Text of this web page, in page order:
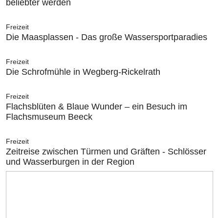
beliebter werden
Freizeit
Die Maasplassen - Das große Wassersportparadies
Freizeit
Die Schrofmühle in Wegberg-Rickelrath
Freizeit
Flachsblüten & Blaue Wunder – ein Besuch im
Flachsmuseum Beeck
Freizeit
Zeitreise zwischen Türmen und Gräften - Schlösser
und Wasserburgen in der Region